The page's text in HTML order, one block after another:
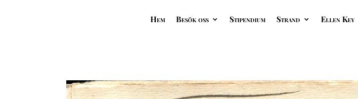
Hem Besök oss Stipendium Strand Ellen Key